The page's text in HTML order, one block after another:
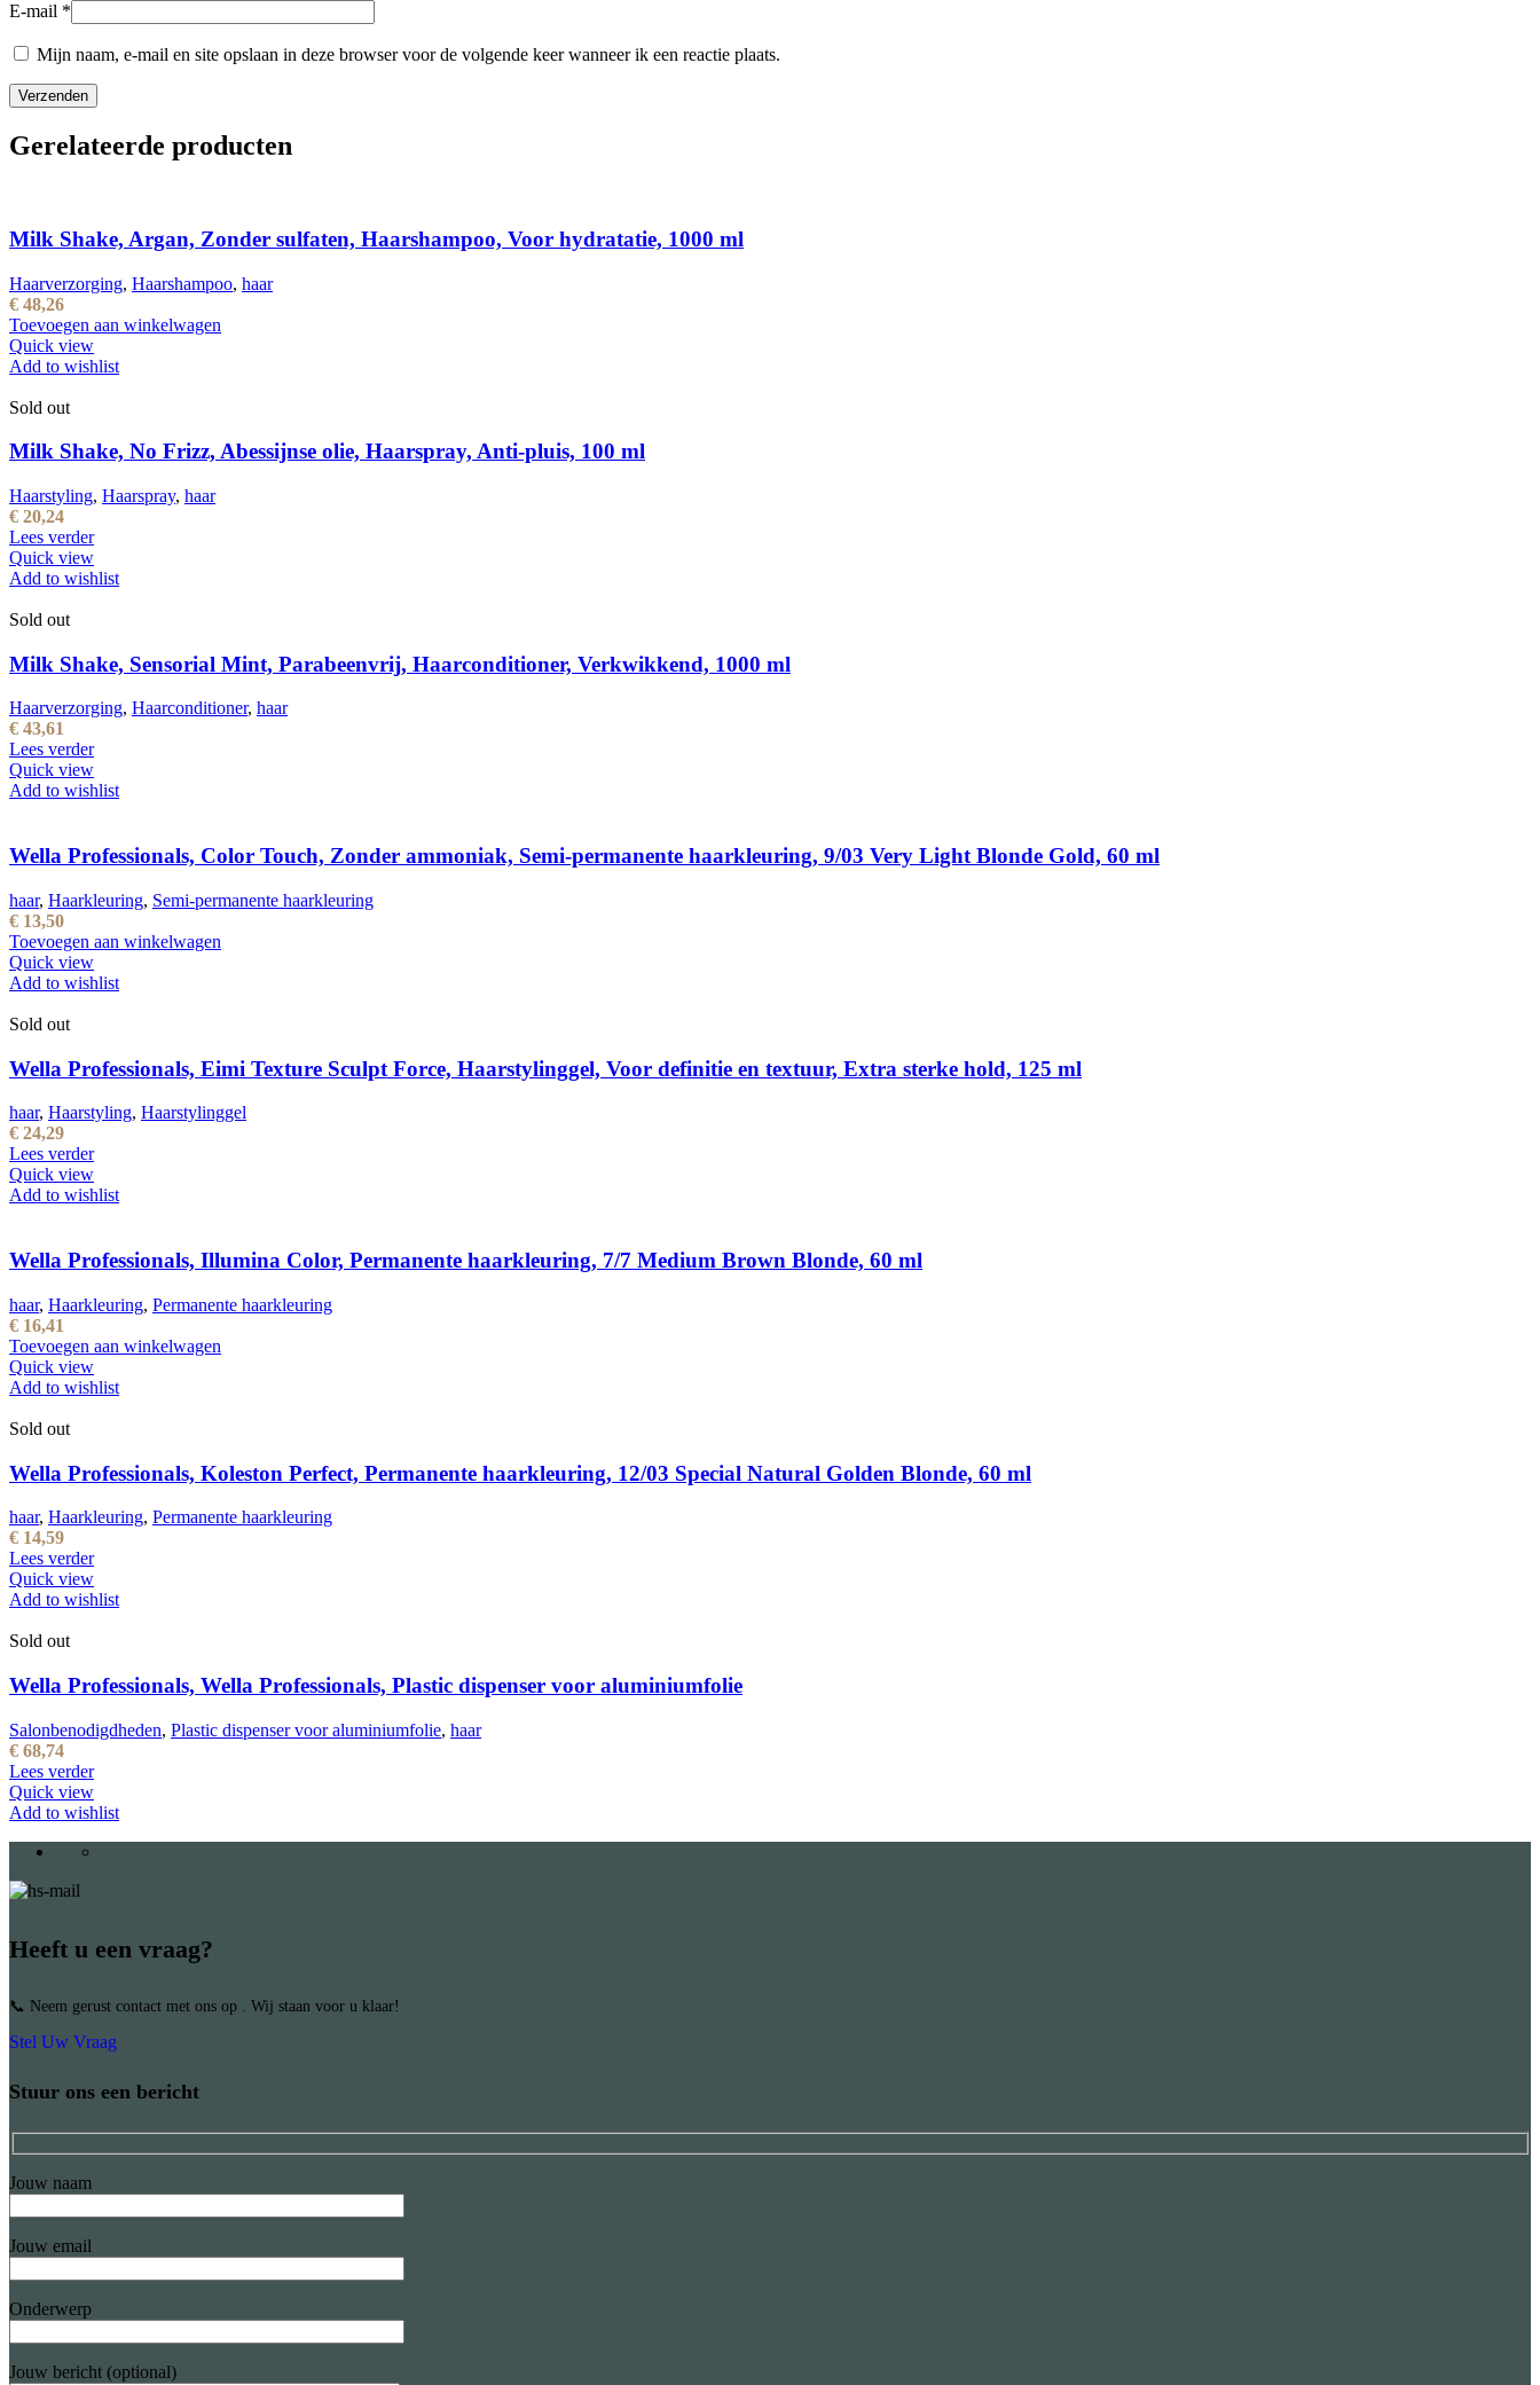
E-mail *
Mijn naam, e-mail en site opslaan in deze browser voor de volgende keer wanneer ik een reactie plaats.
Gerelateerde producten
Milk Shake, Argan, Zonder sulfaten, Haarshampoo, Voor hydratatie, 1000 ml
Haarverzorging, Haarshampoo, haar
€ 48,26
Toevoegen aan winkelwagen
Quick view
Add to wishlist
Sold out
Milk Shake, No Frizz, Abessijnse olie, Haarspray, Anti-pluis, 100 ml
Haarstyling, Haarspray, haar
€ 20,24
Lees verder
Quick view
Add to wishlist
Sold out
Milk Shake, Sensorial Mint, Parabeenvrij, Haarconditioner, Verkwikkend, 1000 ml
Haarverzorging, Haarconditioner, haar
€ 43,61
Lees verder
Quick view
Add to wishlist
Wella Professionals, Color Touch, Zonder ammoniak, Semi-permanente haarkleuring, 9/03 Very Light Blonde Gold, 60 ml
haar, Haarkleuring, Semi-permanente haarkleuring
€ 13,50
Toevoegen aan winkelwagen
Quick view
Add to wishlist
Sold out
Wella Professionals, Eimi Texture Sculpt Force, Haarstylinggel, Voor definitie en textuur, Extra sterke hold, 125 ml
haar, Haarstyling, Haarstylinggel
€ 24,29
Lees verder
Quick view
Add to wishlist
Wella Professionals, Illumina Color, Permanente haarkleuring, 7/7 Medium Brown Blonde, 60 ml
haar, Haarkleuring, Permanente haarkleuring
€ 16,41
Toevoegen aan winkelwagen
Quick view
Add to wishlist
Sold out
Wella Professionals, Koleston Perfect, Permanente haarkleuring, 12/03 Special Natural Golden Blonde, 60 ml
haar, Haarkleuring, Permanente haarkleuring
€ 14,59
Lees verder
Quick view
Add to wishlist
Sold out
Wella Professionals, Wella Professionals, Plastic dispenser voor aluminiumfolie
Salonbenodigdheden, Plastic dispenser voor aluminiumfolie, haar
€ 68,74
Lees verder
Quick view
Add to wishlist
Heeft u een vraag?
📞 Neem gerust contact met ons op . Wij staan voor u klaar!
Stel Uw Vraag
Stuur ons een bericht
Jouw naam
Jouw email
Onderwerp
Jouw bericht (optional)